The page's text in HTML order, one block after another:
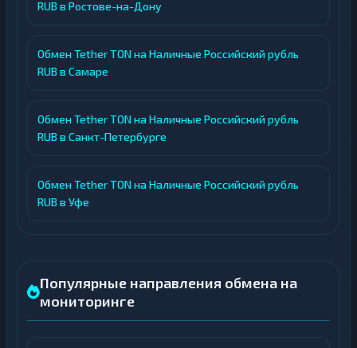
RUB в Ростове-на-Дону
Обмен Tether TON на Наличные Российский рубль
RUB в Самаре
Обмен Tether TON на Наличные Российский рубль
RUB в Санкт-Петербурге
Обмен Tether TON на Наличные Российский рубль
RUB в Уфе
Популярные направления обмена на
мониторинге